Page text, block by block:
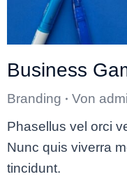
Business
Branding Von
Phasellus vel orci
Nunc quis viverra
tincidunt.